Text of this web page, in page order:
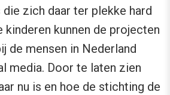
zich daar ter plekke hard
kinderen kunnen de projecten
de mensen in Nederland
media. Door te laten zien
nu is en hoe de stichting de